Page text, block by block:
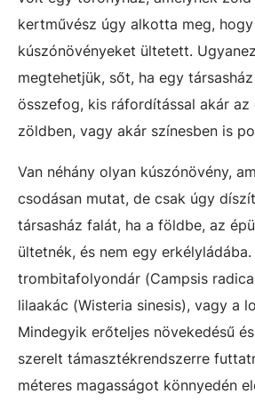
kertművész úgy alkotta meg,
kúszónövényeket ültetett.
megtehetjük, sőt, ha egy
összefog, kis ráfordítással akár az
zöldben, vagy akár színesben is
Van néhány olyan kúszónövény,
csodásan mutat, de csak úgy
társasház falát, ha a földbe, az
ültetnék, és nem egy erkélyládába.
trombitafolyondár (Campsis
lilaakác (Wisteria sinesis), vagy a
Mindegyik erőteljes növekedésű
szerelt támasztékrendszerre
méteres magasságot könnyedén